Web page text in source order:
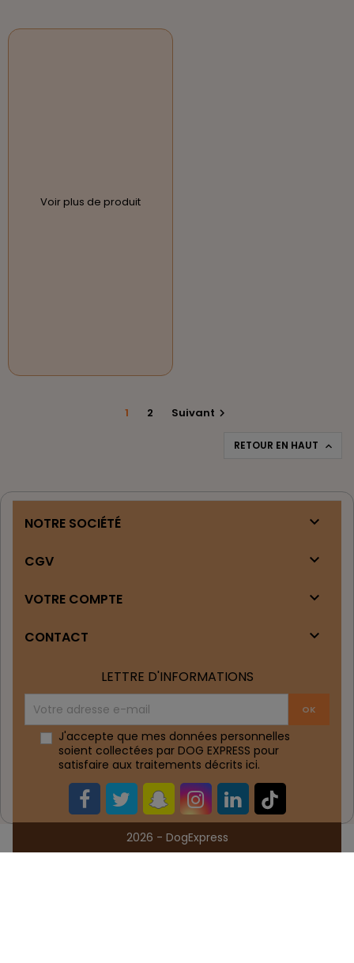
Voir plus de produit
1 2 Suivant 
RETOUR EN HAUT 
NOTRE SOCIÉTÉ 
CGV 
VOTRE COMPTE 
CONTACT 
LETTRE D'INFORMATIONS
J'accepte que mes données personnelles
soient collectées par DOG EXPRESS pour
satisfaire aux traitements décrits ici.
2026 - DogExpress